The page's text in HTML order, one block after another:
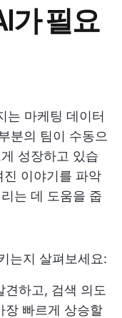
가 필요
는 마케팅 데이터
분의 팀이 수동으
성장하고 있습
진 이야기를 파악
는 데 도움을 줍
는지 살펴보세요:
하고, 검색 의도
장 빠르게 상승할